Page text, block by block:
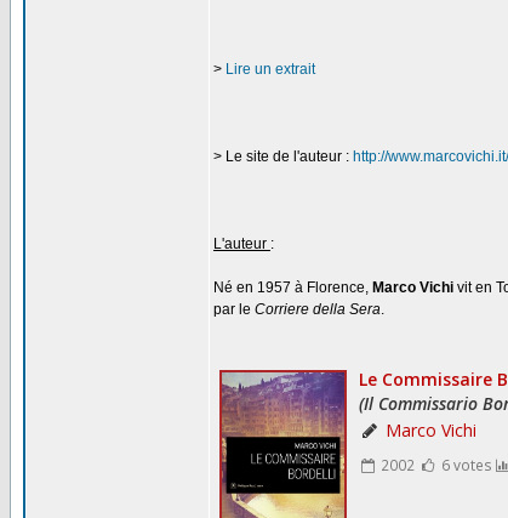
> Lire un extrait
> Le site de l'auteur : http://www.marcovichi.it/
L'auteur :
Né en 1957 à Florence, Marco Vichi vit en
par le Corriere della Sera.